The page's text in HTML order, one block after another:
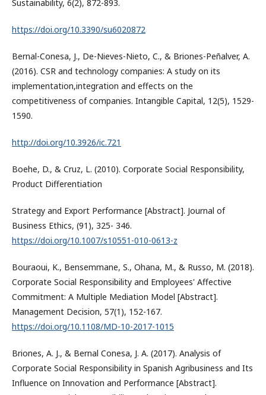
Sustainability, 6(2), 872-893.
https://doi.org/10.3390/su6020872
Bernal-Conesa, J., De-Nieves-Nieto, C., & Briones-Peñalver, A.
(2016). CSR and technology companies: A study on its
implementation,integration and effects on the
competitiveness of companies. Intangible Capital, 12(5), 1529-
1590.
http://doi.org/10.3926/ic.721
Boehe, D., & Cruz, L. (2010). Corporate Social Responsibility,
Product Differentiation
Strategy and Export Performance [Abstract]. Journal of
Business Ethics, (91), 325- 346.
https://doi.org/10.1007/s10551-010-0613-z
Bouraoui, K., Bensemmane, S., Ohana, M., & Russo, M. (2018).
Corporate Social Responsibility and Employees' Affective
Commitment: A Multiple Mediation Model [Abstract].
Management Decision, 57(1), 152-167.
https://doi.org/10.1108/MD-10-2017-1015
Briones, A. J., & Bernal Conesa, J. A. (2017). Analysis of
Corporate Social Responsibility in Spanish Agribusiness and Its
Influence on Innovation and Performance [Abstract].